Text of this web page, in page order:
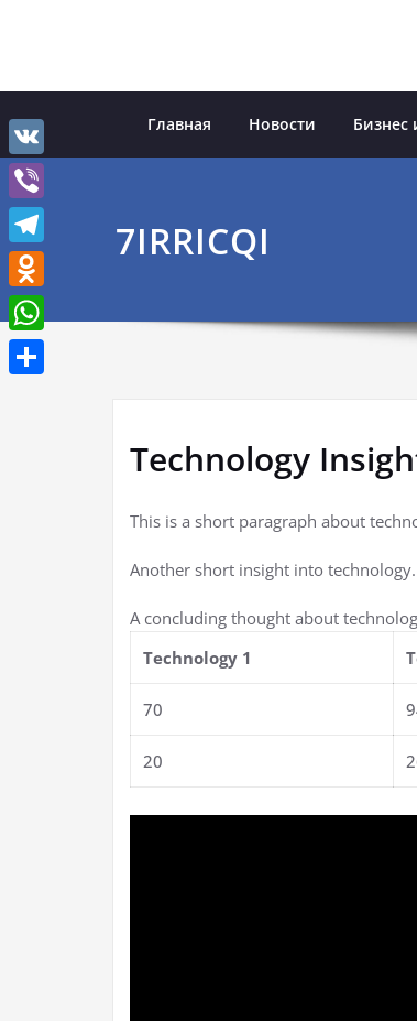
Главная Новости Бизнес
7IRRICQI
Technology
This is a short paragraph about
Another short insight into
A concluding thought about
Technology 1
70
20
VK
Viber
Telegram
Odnoklassniki
WhatsApp